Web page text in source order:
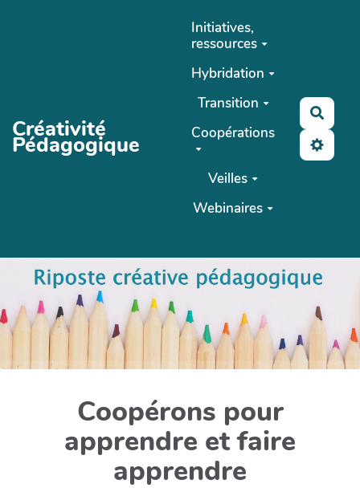
Créativité
Pédagogique
Initiatives,
ressources
Hybridation
Transition
Coopérations
Veilles
Webinaires
Coopérons pour
apprendre et faire
apprendre